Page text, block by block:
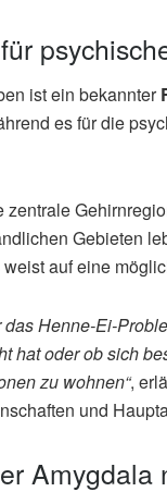
ist ein bekannter
es für die
zentrale
Gebieten
auf eine
das Henne-Ei-
hat oder ob sich
zu wohnen“,
und
Amygdala